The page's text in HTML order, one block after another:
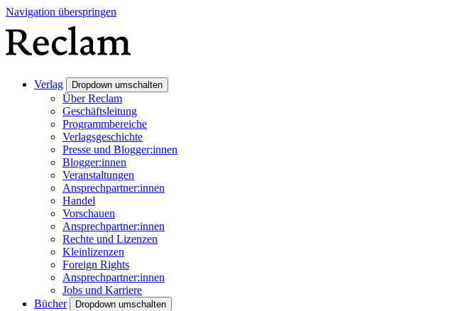
Navigation überspringen
Verlag Dropdown umschalten
Über Reclam
Geschäftsleitung
Programmbereiche
Verlagsgeschichte
Presse und Blogger:innen
Blogger:innen
Veranstaltungen
Ansprechpartner:innen
Handel
Vorschauen
Ansprechpartner:innen
Rechte und Lizenzen
Kleinlizenzen
Foreign Rights
Ansprechpartner:innen
Jobs und Karriere
Bücher
Dropdown umschalten